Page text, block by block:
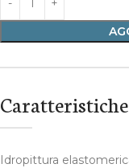
Caratteristiche
Idropittura